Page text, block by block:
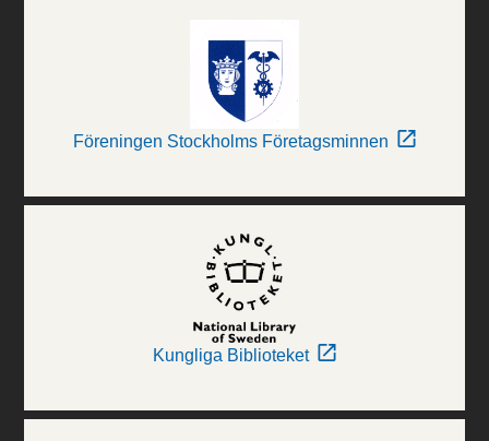
Föreningen Stockholms Företagsminnen
Kungliga Biblioteket